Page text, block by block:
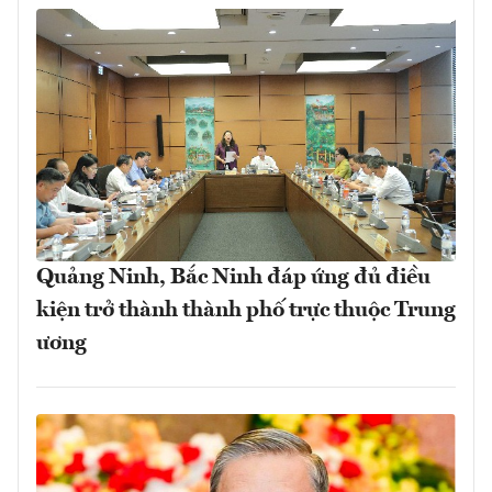
Quảng Ninh, Bắc Ninh đáp ứng đủ điều
kiện trở thành thành phố trực thuộc Trung
ương